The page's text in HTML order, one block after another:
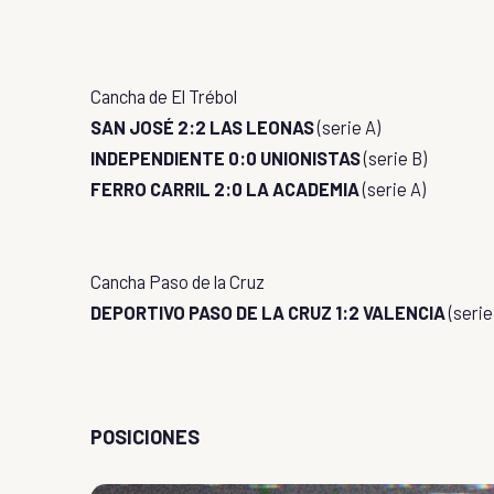
Cancha de El Trébol
SAN JOSÉ 2:2 LAS LEONAS(serie A)
INDEPENDIENTE 0:0 UNIONISTAS(serie B)
FERRO CARRIL 2:0 LA ACADEMIA(serie A)
Cancha Paso de la Cruz
DEPORTIVO PASO DE LA CRUZ 1:2 VALENCIA(serie
POSICIONES